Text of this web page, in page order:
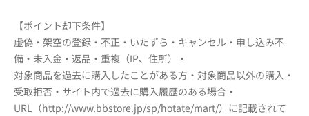
【ポイント却下条件】
虚偽・架空の登録・不正・いたずら・キャンセル・申し込み不
備・未入金・返品・重複（IP、住所）・
対象商品を過去に購入したことがある方・対象商品以外の購入・
受取拒否・サイト内で過去に購入履歴のある場合・
URL（http://www.bbstore.jp/sp/hotate/mart/）に記載されて